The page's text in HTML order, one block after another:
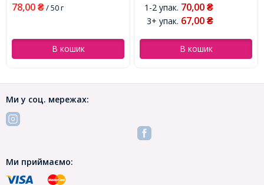
78,00 ₴/ 50 г
В кошик
1-2 упак. 70,00 ₴
3+ упак. 67,00 ₴
В кошик
Ми у соц. мережах:
Ми приймаємо: